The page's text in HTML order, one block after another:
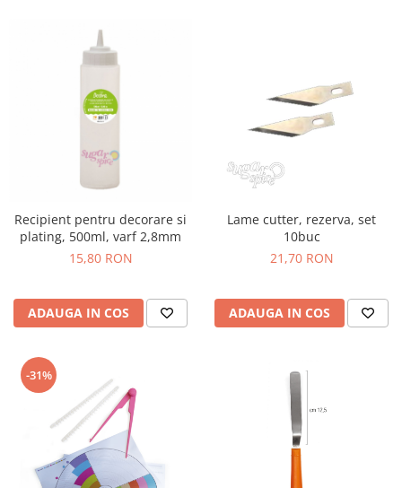
Recipient pentru decorare si
plating, 500ml, varf 2,8mm
15,80 RON
ADAUGA IN COS
Lame cutter, rezerva, set
10buc
21,70 RON
ADAUGA IN COS
-31%